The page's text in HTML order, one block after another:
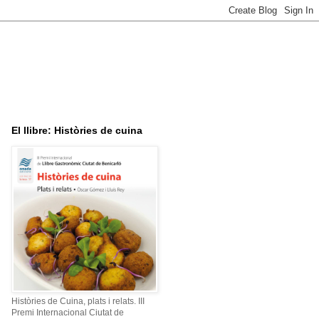
El llibre: Històries de cuina
Històries de Cuina, plats i relats. III
Premi Internacional Ciutat de